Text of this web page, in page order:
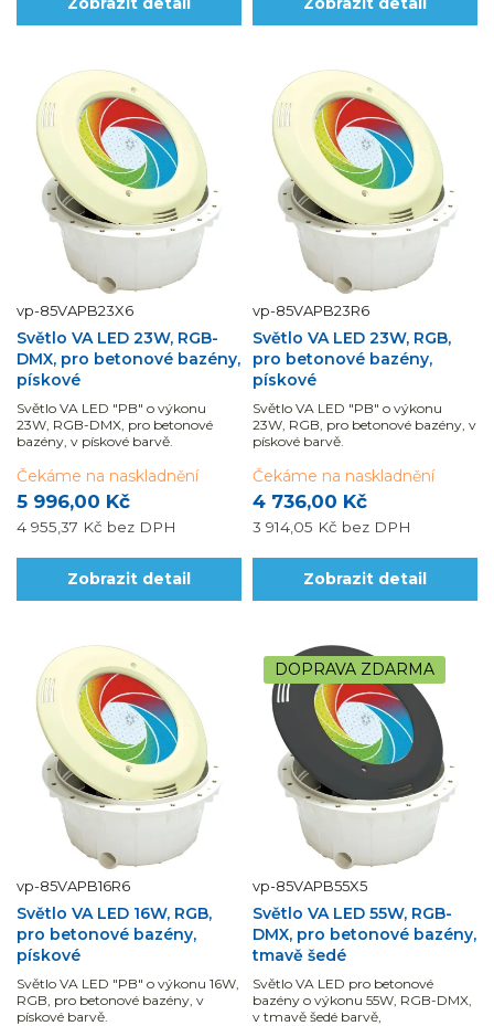
vp-85VAPB23X6
Světlo VA LED 23W, RGB-
DMX, pro betonové bazény,
pískové
Světlo VA LED "PB" o výkonu
23W, RGB-DMX, pro betonové
bazény, v pískové barvě.
5 996,00 Kč
4 955,37 Kč bez DPH
Čekáme na naskladnění
Zobrazit detail
vp-85VAPB23R6
Světlo VA LED 23W, RGB,
pro betonové bazény,
pískové
Světlo VA LED "PB" o výkonu
23W, RGB, pro betonové bazény, v
pískové barvě.
4 736,00 Kč
3 914,05 Kč bez DPH
Čekáme na naskladnění
Zobrazit detail
vp-85VAPB16R6
Světlo VA LED 16W, RGB,
pro betonové bazény,
pískové
Světlo VA LED "PB" o výkonu 16W,
RGB, pro betonové bazény, v
pískové barvě.
DOPRAVA ZDARMA
vp-85VAPB55X5
Světlo VA LED 55W, RGB-
DMX, pro betonové bazény,
tmavě šedé
Světlo VA LED pro betonové
bazény o výkonu 55W, RGB-DMX,
v tmavě šedé barvě,